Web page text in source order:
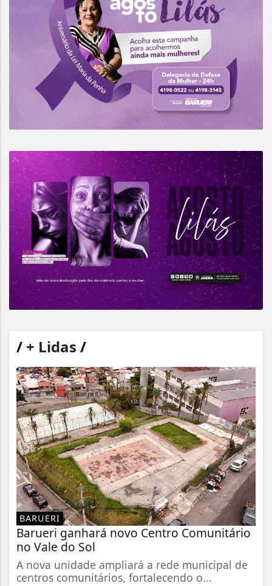
/ + Lidas /
BARUERI
Barueri ganhará novo Centro Comunitário
no Vale do Sol
A nova unidade ampliará a rede municipal de
centros comunitários, fortalecendo o...